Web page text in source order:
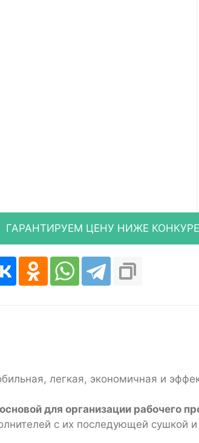
легкая, экономичная и
для организации рабочего
с их последующей сушкой